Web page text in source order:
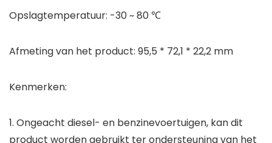
Opslagtemperatuur: -30 ~ 80 ℃
Afmeting van het product: 95,5 * 72,1 * 22,2 mm
Kenmerken:
1. Ongeacht diesel- en benzinevoertuigen, kan dit
product worden gebruikt ter ondersteuning van het